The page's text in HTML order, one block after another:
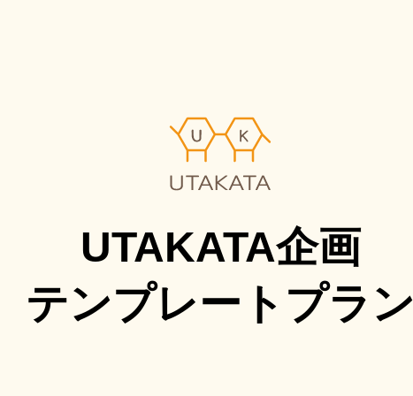
UTAKATA企画
テンプレートプラン